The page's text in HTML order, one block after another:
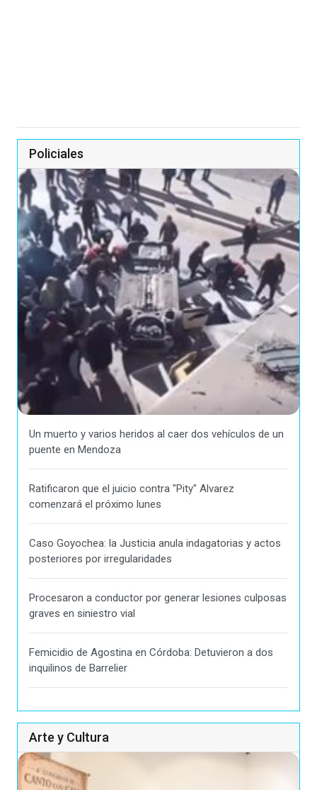
Policiales
Un muerto y varios heridos al caer dos vehículos de un
puente en Mendoza
Ratificaron que el juicio contra "Pity" Alvarez
comenzará el próximo lunes
Caso Goyochea: la Justicia anula indagatorias y actos
posteriores por irregularidades
Procesaron a conductor por generar lesiones culposas
graves en siniestro vial
Femicidio de Agostina en Córdoba: Detuvieron a dos
inquilinos de Barrelier
Arte y Cultura